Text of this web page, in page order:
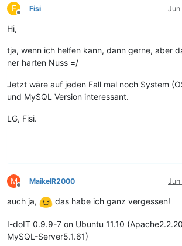
F
Offline
Fisi Jun
Hi,
tja, wenn ich helfen kann, dann gerne, aber
ner harten Nuss =/
Jetzt wäre auf jeden Fall mal noch System
und MySQL Version interessant.
LG, Fisi.
M
Offline
MaikelR2000 Jun
auch ja, das habe ich ganz vergessen!
I-doIT 0.9.9-7 on Ubuntu 11.10
MySQL-Server5.1.61)